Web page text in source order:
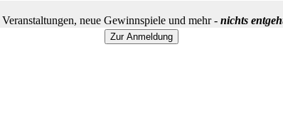
neue Gewinnspiele und mehr - nichts